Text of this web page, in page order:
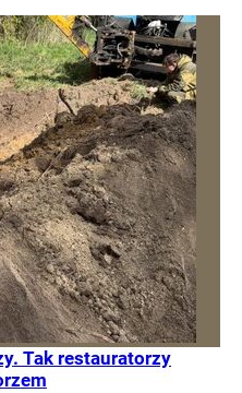
Tak restauratorzy